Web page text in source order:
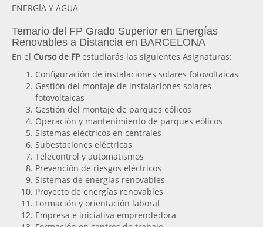
ENERGÍA Y AGUA
Temario del FP Grado Superior en Energías
Renovables a Distancia en BARCELONA
En el Curso de FPestudiarás las siguientes Asignaturas:
Configuración de instalaciones solares fotovoltaicas
Gestión del montaje de instalaciones solares
fotovoltaicas
Gestión del montaje de parques eólicos
Operación y mantenimiento de parques eólicos
Sistemas eléctricos en centrales
Subestaciones eléctricas
Telecontrol y automatismos
Prevención de riesgos eléctricos
Sistemas de energías renovables
Proyecto de energías renovables
Formación y orientación laboral
Empresa e iniciativa emprendedora